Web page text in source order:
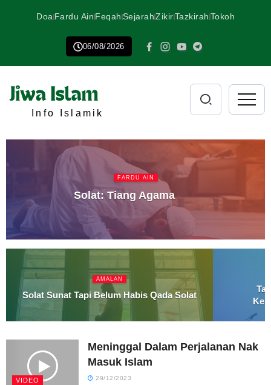
Doa Fardu Ain Feqah SejarahZikirTazkirah Tokoh
06/08/2026
Info Islamik
FARDU AIN
Solat: Tiang Agama
AMALAN
Solat Sunat Tapi Belum Habis Qada Solat
VIDEO
Meninggal Dalam Perjalanan Nak
Masuk Islam
29/12/2023